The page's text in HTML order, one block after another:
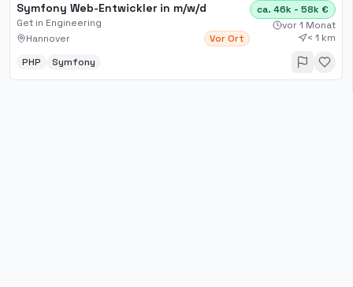
Symfony Web-Entwickler in m/w/d
Get in Engineering
Hannover
Vor Ort
ca. 46k - 58k €
vor 1 Monat
< 1 km
PHP
Symfony